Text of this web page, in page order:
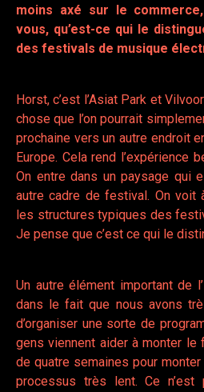
moins axé sur le
vous, qu’est-ce qui le
des festivals de musique
Horst, c’est l’Asiat Park et
chose que l’on pourrait
prochaine vers un autre endroit
Europe. Cela rend l’expérience
On entre dans un paysage qui
autre cadre de festival. On voit
les structures typiques des
Je pense que c’est ce qui le
Un autre élément important de
dans le fait que nous avons
d’organiser une sorte de
gens viennent aider à monter
de quatre semaines pour
processus très lent. Ce